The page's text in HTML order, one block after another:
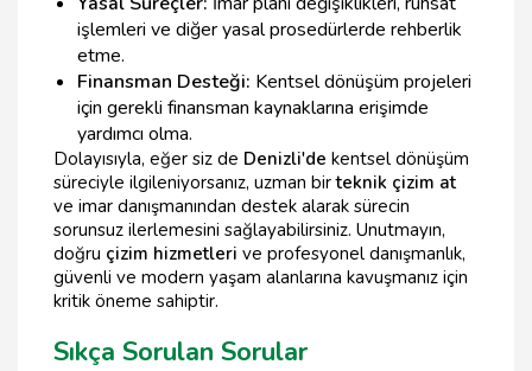
işlemleri ve diğer yasal prosedürlerde rehberlik
etme.
Finansman Desteği: Kentsel dönüşüm projeleri
için gerekli finansman kaynaklarına erişimde
yardımcı olma.
Dolayısıyla, eğer siz de Denizli'de kentsel dönüşüm
süreciyle ilgileniyorsanız, uzman birteknik çizim at
ve imar danışmanından destek alarak sürecin
sorunsuz ilerlemesini sağlayabilirsiniz. Unutmayın,
doğru çizim hizmetleri ve profesyonel danışmanlık,
güvenli ve modern yaşam alanlarına kavuşmanız için
kritik öneme sahiptir.
Sıkça Sorulan Sorular